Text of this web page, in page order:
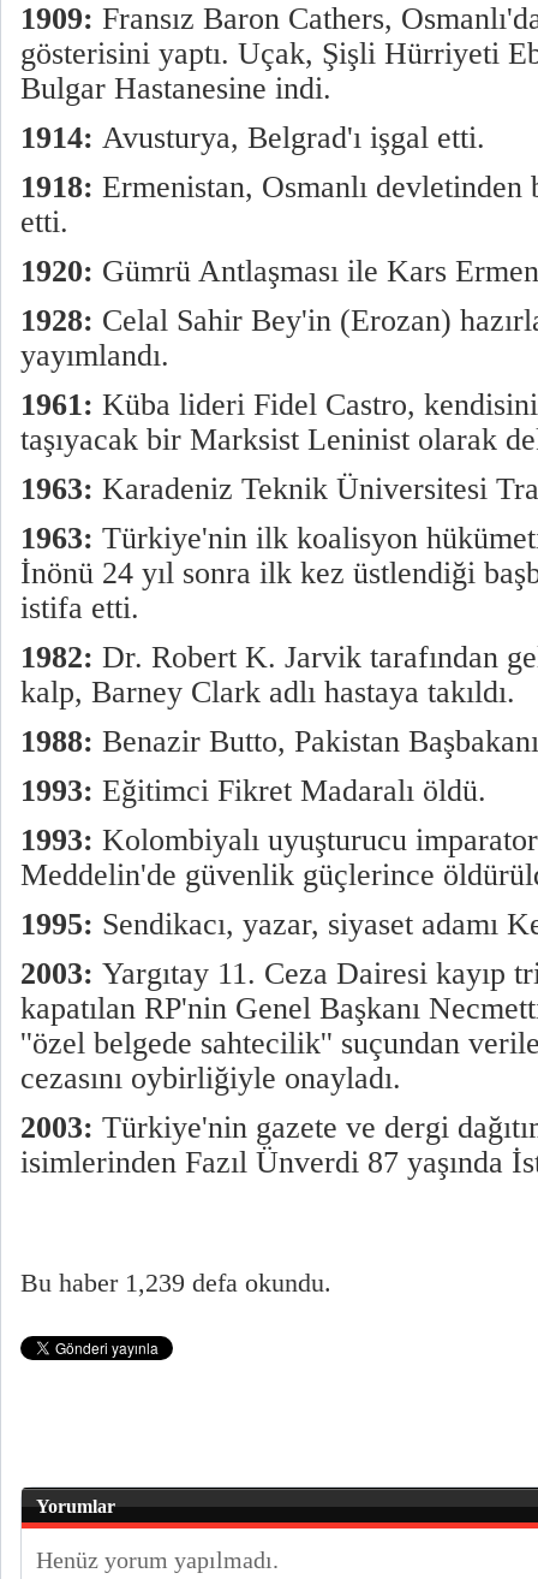
1909: Fransız Baron Cathers,
gösterisini yaptı. Uçak, Şişli Hürriyeti
Bulgar Hastanesine indi.
1914: Avusturya, Belgrad'ı işgal etti.
1918: Ermenistan, Osmanlı devletinden
etti.
1920: Gümrü Antlaşması ile Kars
1928: Celal Sahir Bey'in (Erozan)
yayımlandı.
1961: Küba lideri Fidel Castro,
taşıyacak bir Marksist Leninist olarak
1963: Karadeniz Teknik Üniversitesi
1963: Türkiye'nin ilk koalisyon
İnönü 24 yıl sonra ilk kez üstlendiği
istifa etti.
1982: Dr. Robert K. Jarvik tarafından
kalp, Barney Clark adlı hastaya takıldı.
1988: Benazir Butto, Pakistan
1993: Eğitimci Fikret Madaralı öldü.
1993: Kolombiyalı uyuşturucu
Meddelin'de güvenlik güçlerince
1995: Sendikacı, yazar, siyaset adamı
2003: Yargıtay 11. Ceza Dairesi kayıp
kapatılan RP'nin Genel Başkanı
''özel belgede sahtecilik'' suçundan
cezasını oybirliğiyle onayladı.
2003: Türkiye'nin gazete ve dergi
isimlerinden Fazıl Ünverdi 87 yaşında
Bu haber 1,239 defa okundu.
Yorumlar
Henüz yorum yapılmadı.